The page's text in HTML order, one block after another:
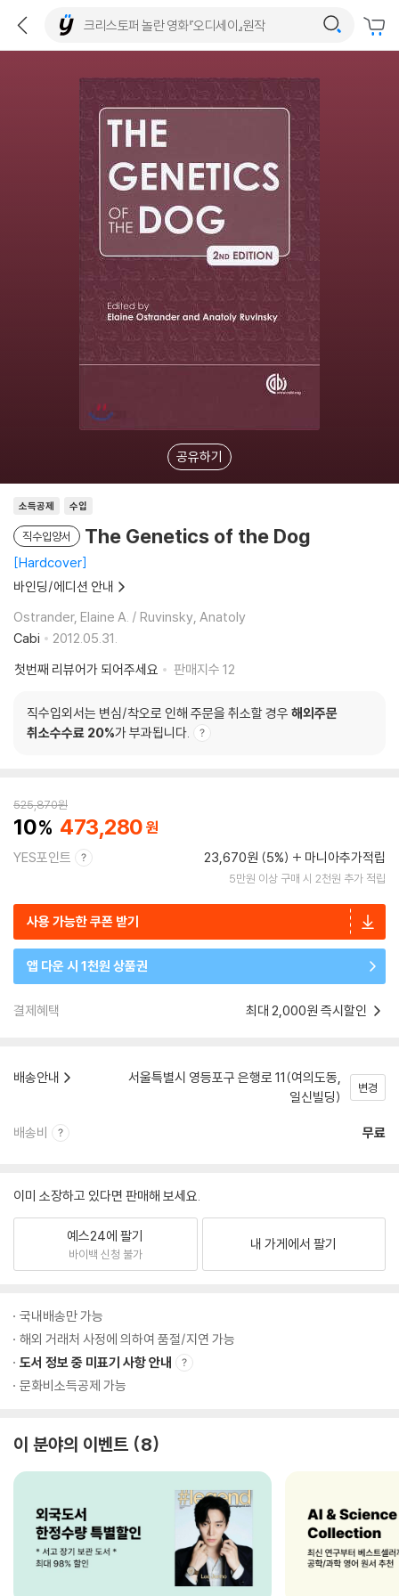
공유하기
소득공제 수입
직수입양서 The Genetics of the Dog
Hardcover
바인딩/에디션 안내
Ostrander, Elaine A. / Ruvinsky, Anatoly
Cabi
2012.05.31.
첫번째 리뷰어가 되어주세요
판매지수 12
직수입외서는 변심/착오로 인해 주문을 취소할 경우 해외주문
취소수수료 20%가 부과됩니다.
525,870원
10 473,280
YES포인트 23,670원 (5%) 마니아추가적립
5만원 이상 구매 시 2천원 추가 적립
사용 가능한 쿠폰 받기
앱 다운 시 1천원 상품권
결제혜택 최대 2,000원 즉시할인
배송안내
서울특별시 영등포구 은행로 11(여의도동,
일신빌딩)
변경
배송비 무료
이미 소장하고 있다면 판매해 보세요.
예스24에 팔기
바이백 신청 불가
내 가게에서 팔기
국내배송만 가능
해외 거래처 사정에 의하여 품절/지연 가능
도서 정보 중 미표기 사항 안내
문화비소득공제 가능
이 분야의 이벤트 8